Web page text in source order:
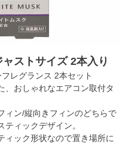
ストサイズ 2本入り
レグランス 2本セット
、おしゃれなエアコン取付タ
ィン/縦向きフィンのどちらで
ィックデザイン。
ィック形状なので置き場所に